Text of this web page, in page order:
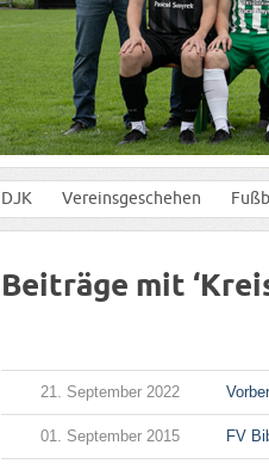
DJK Vereinsgeschehen
Beiträge mit
21. September 2022
01. September 2015 FV